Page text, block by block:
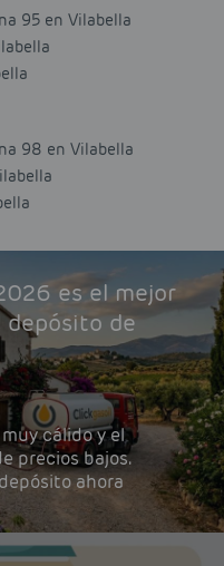
95 en Vilabella
98 en Vilabella
es el mejor
de
cálido y el
precios bajos.
ahora